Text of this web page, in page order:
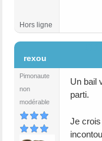
Hors ligne
rexou
Pimonaute
non
modérable
Un bail
parti.
Je